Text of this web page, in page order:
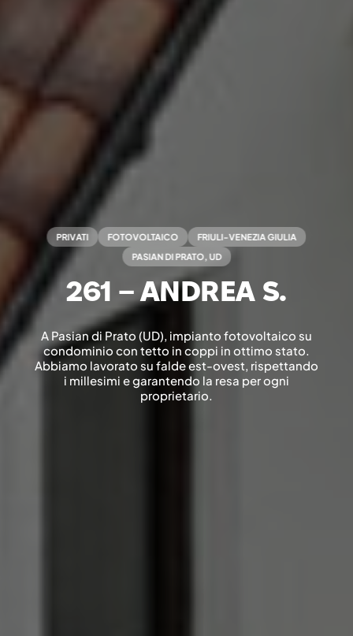
PRIVATI FOTOVOLTAICO
FRIULI-VENEZIA GIULIA
PASIAN DI PRATO, UD
261 – ANDREA S.
A Pasian di Prato (UD), impianto fotovoltaico su
condominio con tetto in coppi in ottimo stato.
Abbiamo lavorato su falde est-ovest, rispettando
i millesimi e garantendo la resa per ogni
proprietario.